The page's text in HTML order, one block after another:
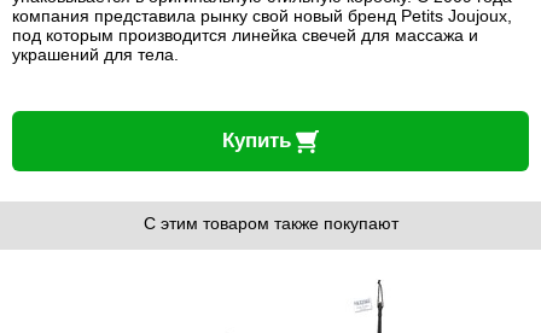
компания представила рынку свой новый бренд Petits Joujoux,
под которым производится линейка свечей для массажа и
украшений для тела.
Купить
С этим товаром также покупают